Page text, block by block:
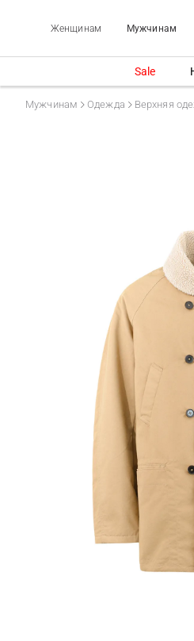
Женщинам Мужчинам
Sale
Мужчинам Одежда Верхняя